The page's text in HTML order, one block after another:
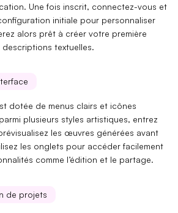
Une fois inscrit, connectez-vous et
initiale pour personnaliser
alors prêt à créer votre première
textuelles.
dotée de menus clairs et icônes
plusieurs styles artistiques, entrez
les œuvres générées avant
les onglets pour accéder facilement
comme l’édition et le partage.
de projets